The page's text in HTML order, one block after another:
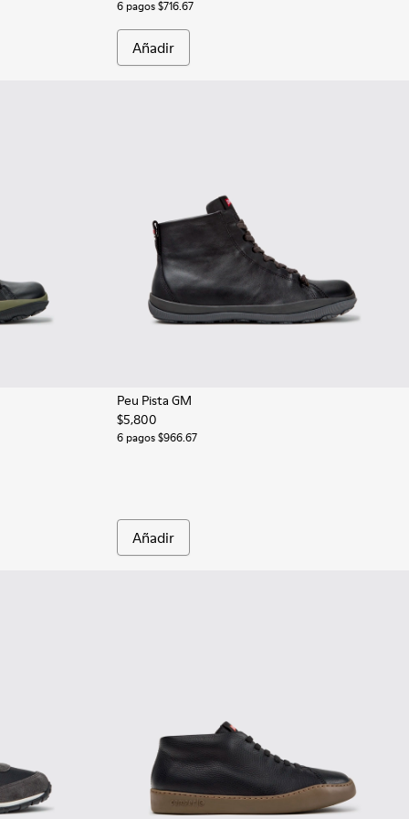
6 pagos $716.67
Añadir
para hombre.
Peu Pista GM
$5,800
6 pagos $966.67
Añadir